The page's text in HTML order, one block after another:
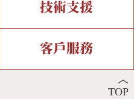
全字庫現況
專有名詞介紹
部件查詢
注音查詢
技術支援
造字解決方案
轉碼Web Service
客戶服務
︿
TOP